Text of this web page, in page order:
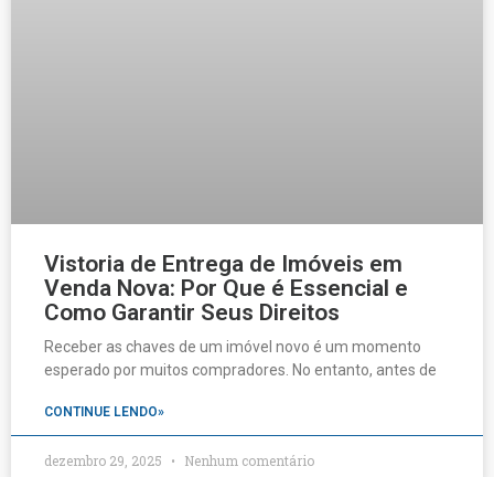
Vistoria de Entrega de Imóveis em
Venda Nova: Por Que é Essencial e
Como Garantir Seus Direitos
Receber as chaves de um imóvel novo é um momento
esperado por muitos compradores. No entanto, antes de
CONTINUE LENDO»
dezembro 29, 2025 Nenhum comentário